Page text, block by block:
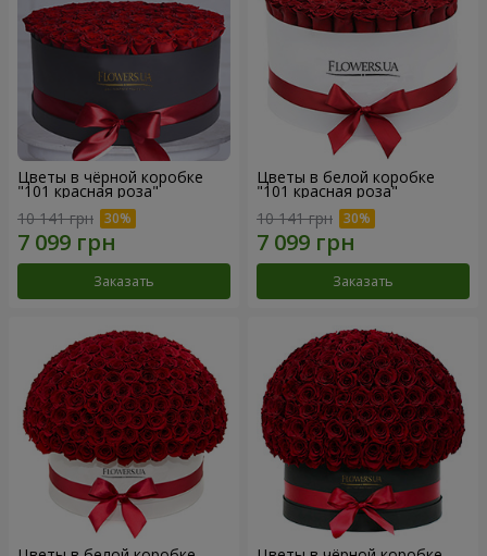
Цветы в чёрной коробке
"101 красная роза"
10 141 грн
Заказать
Цветы в белой коробке
"101 красная роза"
10 141 грн
Заказать